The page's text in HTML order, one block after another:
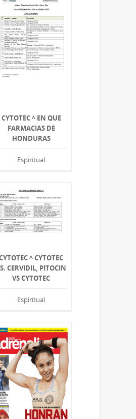
CYTOTEC ^ EN QUE
FARMACIAS DE
HONDURAS
Espiritual
^ CYTOTEC
CERVIDIL, PITOCIN
VS CYTOTEC
Espiritual